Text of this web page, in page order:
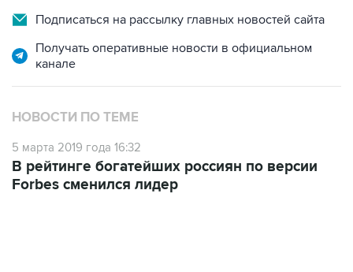
Подписаться на рассылку главных новостей сайта
Получать оперативные новости в официальном
канале
НОВОСТИ ПО ТЕМЕ
5 марта 2019 года 16:32
В рейтинге богатейших россиян по версии
Forbes сменился лидер